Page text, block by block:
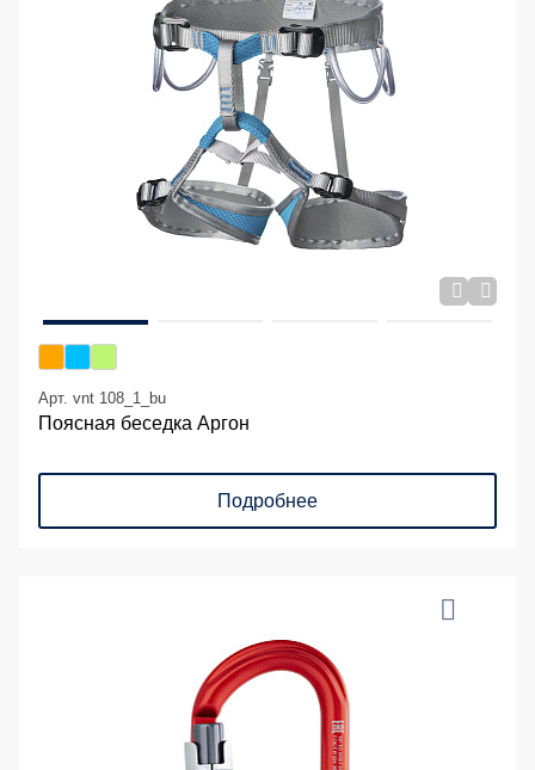
Арт. vnt 108_1_bu
Поясная беседка Аргон
Подробнее